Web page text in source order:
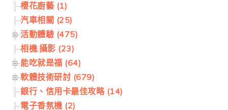
櫻花廚藝 (1)
汽車相關 (25)
活動體驗 (475)
相機.攝影 (23)
能吃就是福 (64)
軟體技術研討 (679)
銀行、信用卡最佳攻略 (14)
電子香氛機 (2)